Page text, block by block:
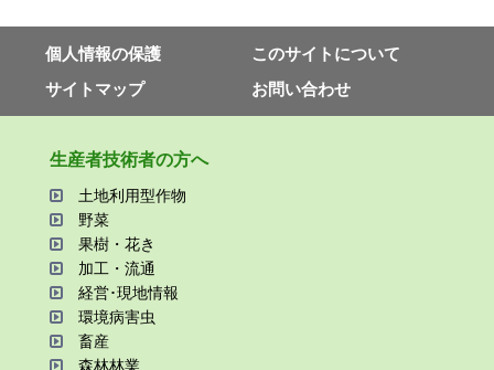
個⼈情報の保護
このサイトについて
サイトマップ
お問い合わせ
⽣産者技術者の⽅へ
⼟地利⽤型作物
野菜
果樹・花き
加⼯・流通
経営･現地情報
環境病害⾍
畜産
森林林業